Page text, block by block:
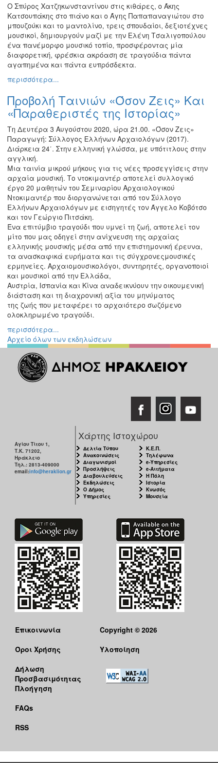
ΤΟΠΟΣ
ΜΑΣ
ΔΗΜΟΣ
ΠΟΛΙΤΙΣΜΟΣ
ΑΝΘΕΚΤΙΚΗ
ΠΟΛΗ
Ο Σπύρος Χατζηκωνσταντίνου στις κιθάρες, ο Άκης
Κατσουπάκης στο πιάνο και ο Άγης Παπαπαναγιώτου στο
μπουζούκι και το μαντολίνο, τρεις σπουδαίοι, δεξιοτέχνες
μουσικοί, δημιουργούν μαζί με την Ελένη Τσαλιγοπούλου
ένα πανέμορφο μουσικό τοπίο, προσφέροντας μία
διαφορετική, φρέσκια ακρόαση σε τραγούδια πάντα
αγαπημένα και πάντα ευπρόσδεκτα.
περισσότερα...
Προβολή Ταινιών «Όσον Ζεις» Και
«Παραθεριστές της Ιστορίας»
Τη Δευτέρα 3 Αυγούστου 2020, ώρα 21.00. «Όσον Ζεις»
Παραγωγή: Σύλλογος Ελλήνων Αρχαιολόγων (2017).
Διάρκεια 24΄. Στην ελληνική γλώσσα, με υπότιτλους στην
αγγλική.
Μια ταινία μικρού μήκους για τις νέες προσεγγίσεις στην
αρχαία μουσική. Το ντοκιμαντέρ αποτελεί συλλογικό
έργο 20 μαθητών του Σεμιναρίου Αρχαιολογικού
Ντοκιμαντέρ που διοργανώνεται από τον Σύλλογο
Ελλήνων Αρχαιολόγων με εισηγητές τον Άγγελο Κοβότσο
και τον Γεώργιο Πιτσάκη.
Ένα επιτύμβιο τραγούδι που υμνεί τη ζωή, αποτελεί τον
μίτο που μας οδηγεί στην ανίχνευση της αρχαίας
ελληνικής μουσικής μέσα από την επιστημονική έρευνα,
τα ανασκαφικά ευρήματα και τις σύγχρονεςμουσικές
ερμηνείες. Αρχαιομουσικολόγοι, συντηρητές, οργανοποιοί
και μουσικοί από την Ελλάδα,
Αυστρία, Ισπανία και Κίνα αναδεικνύουν την οικουμενική
διάσταση και τη διαχρονική αξία του μηνύματος
της ζωής που μεταφέρει το αρχαιότερο σωζόμενο
ολοκληρωμένο τραγούδι.
περισσότερα...
Αρχείο όλων των εκδηλώσεων
Αγίου Τίτου 1,
Τ.Κ. 71202,
Ηράκλειο
Τηλ.: 2813-409000
email:info@heraklion.gr
Χάρτης Ιστοχώρου
Δελτία Τύπου
Ανακοινώσεις
Διαγωνισμοί
Προσλήψεις
Διαβουλεύσεις
Εκδηλώσεις
Ο Δήμος
Υπηρεσίες
Κ.Ε.Π.
Τηλέφωνα
e-Υπηρεσίες
e-Αιτήματα
Η Πόλη
Ιστορία
Κνωσός
Μουσεία
Επικοινωνία
Όροι Χρήσης
Δήλωση
Προσβασιμότητας
Πλοήγηση
FAQs
RSS
Copyright © 2026
Υλοποίηση